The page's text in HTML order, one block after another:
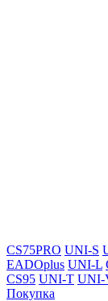
CS75PRO UNI-S
EADOplus UNI-L
CS95 UNI-T UNI-
Покупка